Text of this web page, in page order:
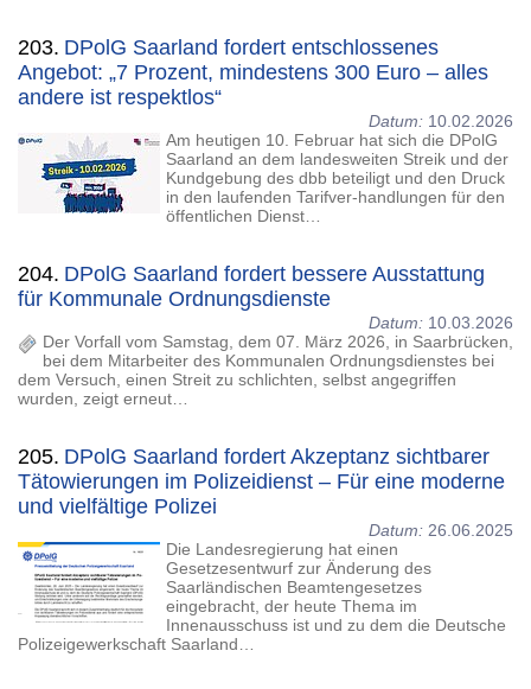
203. DPolG Saarland fordert entschlossenes
Angebot: „7 Prozent, mindestens 300 Euro – alles
andere ist respektlos“
Datum: 10.02.2026
Am heutigen 10. Februar hat sich die DPolG
Saarland an dem landesweiten Streik und der
Kundgebung des dbb beteiligt und den Druck
in den laufenden Tarifver-handlungen für den
öffentlichen Dienst…
204. DPolG Saarland fordert bessere Ausstattung
für Kommunale Ordnungsdienste
Datum: 10.03.2026
Der Vorfall vom Samstag, dem 07. März 2026, in Saarbrücken,
bei dem Mitarbeiter des Kommunalen Ordnungsdienstes bei
dem Versuch, einen Streit zu schlichten, selbst angegriffen
wurden, zeigt erneut…
205. DPolG Saarland fordert Akzeptanz sichtbarer
Tätowierungen im Polizeidienst – Für eine moderne
und vielfältige Polizei
Datum: 26.06.2025
Die Landesregierung hat einen
Gesetzesentwurf zur Änderung des
Saarländischen Beamtengesetzes
eingebracht, der heute Thema im
Innenausschuss ist und zu dem die Deutsche
Polizeigewerkschaft Saarland…